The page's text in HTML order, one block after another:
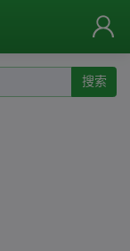
搜索